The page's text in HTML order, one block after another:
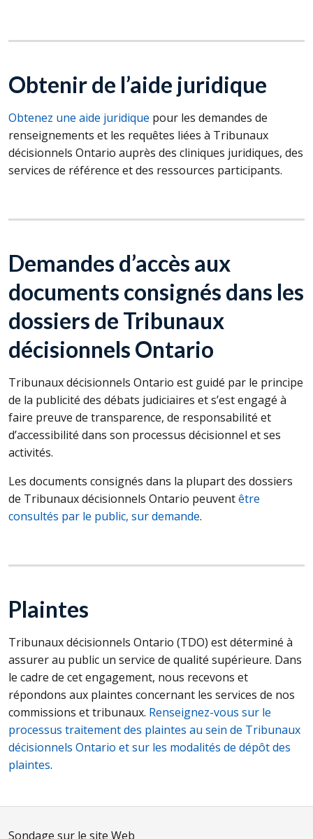
Obtenir de l’aide juridique
Obtenez une aide juridique pour les demandes de
renseignements et les requêtes liées à Tribunaux
décisionnels Ontario auprès des cliniques juridiques, des
services de référence et des ressources participants.
Demandes d’accès aux
documents consignés dans les
dossiers de Tribunaux
décisionnels Ontario
Tribunaux décisionnels Ontario est guidé par le principe
de la publicité des débats judiciaires et s’est engagé à
faire preuve de transparence, de responsabilité et
d’accessibilité dans son processus décisionnel et ses
activités.
Les documents consignés dans la plupart des dossiers
de Tribunaux décisionnels Ontario peuventêtre
consultés par le public, sur demande.
Plaintes
Tribunaux décisionnels Ontario (TDO) est déterminé à
assurer au public un service de qualité supérieure. Dans
le cadre de cet engagement, nous recevons et
répondons aux plaintes concernant les services de nos
commissions et tribunaux. Renseignez-vous sur le
processus traitement des plaintes au sein de Tribunaux
décisionnels Ontario et sur les modalités de dépôt des
plaintes.
Sondage sur le site Web